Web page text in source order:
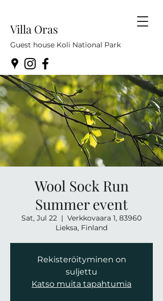
Villa Oras
Guest house Koli National Park
Wool Sock Run
Summer event
Sat, Jul 22
  |
Verkkovaara 1, 83960
Lieksa, Finland
Rekisteröityminen on
suljettu
Katso muita tapahtumia